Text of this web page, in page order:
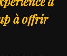
à offrir